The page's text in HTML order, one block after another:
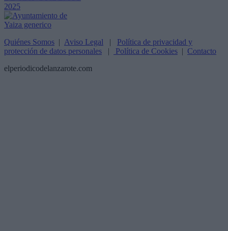
Quiénes Somos | Aviso Legal | Política de privacidad y
protección de datos personales | Política de Cookies | Contacto
elperiodicodelanzarote.com